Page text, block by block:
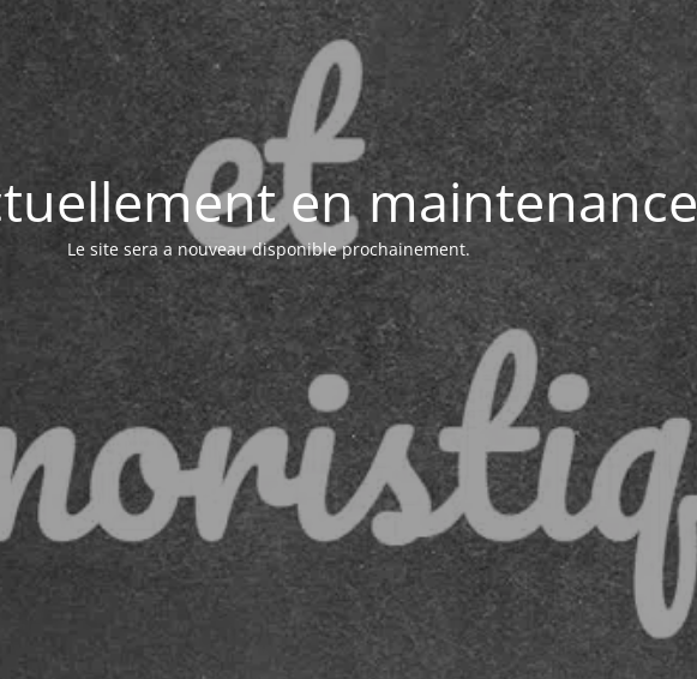
en maintenance
Le site sera a nouveau disponible prochainement.